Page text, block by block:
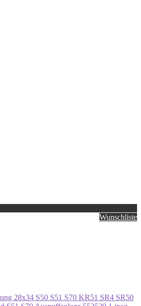
Wunschliste